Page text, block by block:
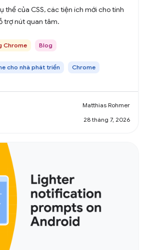
thể của CSS, các tiện ích mới cho tính
trợ nút quan tâm.
Chrome Blog
cho nhà phát triển Chrome
Matthias Rohmer
28 tháng 7, 2026